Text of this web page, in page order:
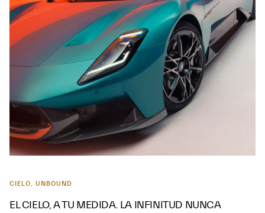
CIELO, UNBOUND
EL CIELO, A TU MEDIDA. LA INFINITUD NUNCA